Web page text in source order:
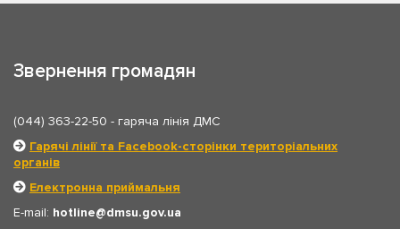
Звернення громадян
(044) 363-22-50 - гаряча лінія ДМС
Гарячі лінії та Facebook-сторінки територіальних
органів
Електронна приймальня
E-mail: hotline
dmsu.gov.ua